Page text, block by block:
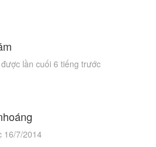
lần cuối 6 tiếng trước
16/7/2014